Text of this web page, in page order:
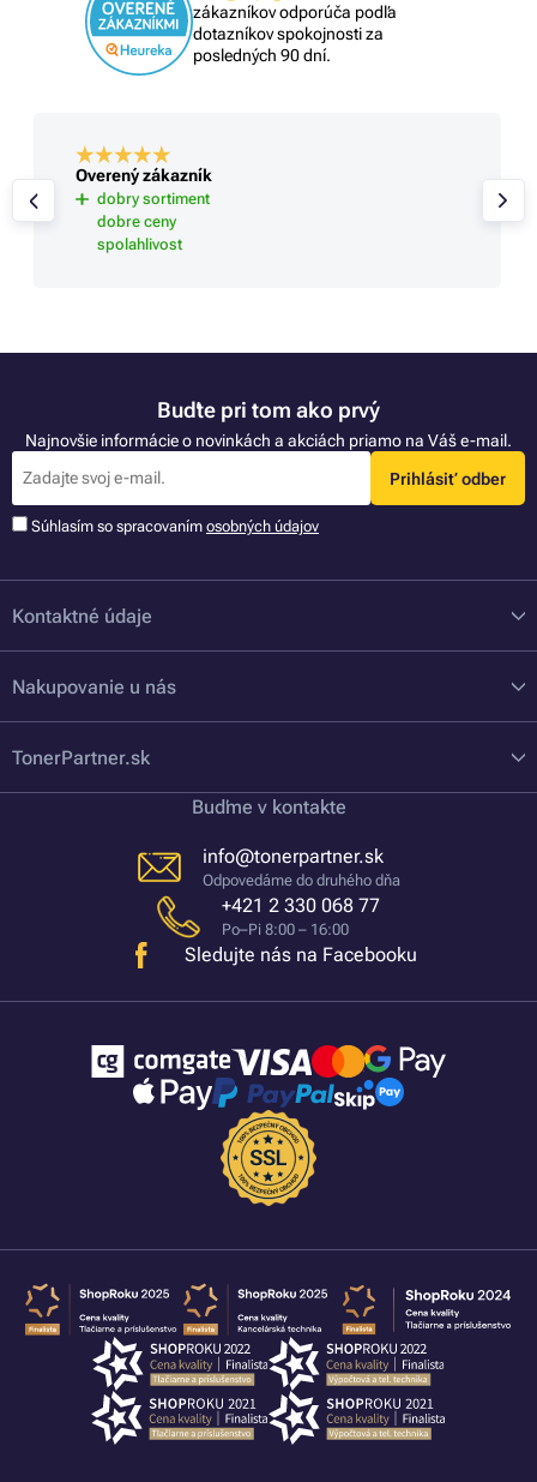
zákazníkov odporúča podľa
dotazníkov spokojnosti za
posledných 90 dní.
Overený zákazník
dobry sortiment
dobre ceny
spolahlivost
Buďte pri tom ako prvý
Najnovšie informácie o novinkách a akciách priamo na Váš e-mail.
Prihlásiť odber
Súhlasím so spracovaním osobných údajov
Kontaktné údaje
Nakupovanie u nás
TonerPartner.sk
Buďme v kontakte
info@tonerpartner.sk
Odpovedáme do druhého dňa
+421 2 330 068 77
Po–Pi 8:00 – 16:00
Sledujte nás na Facebooku